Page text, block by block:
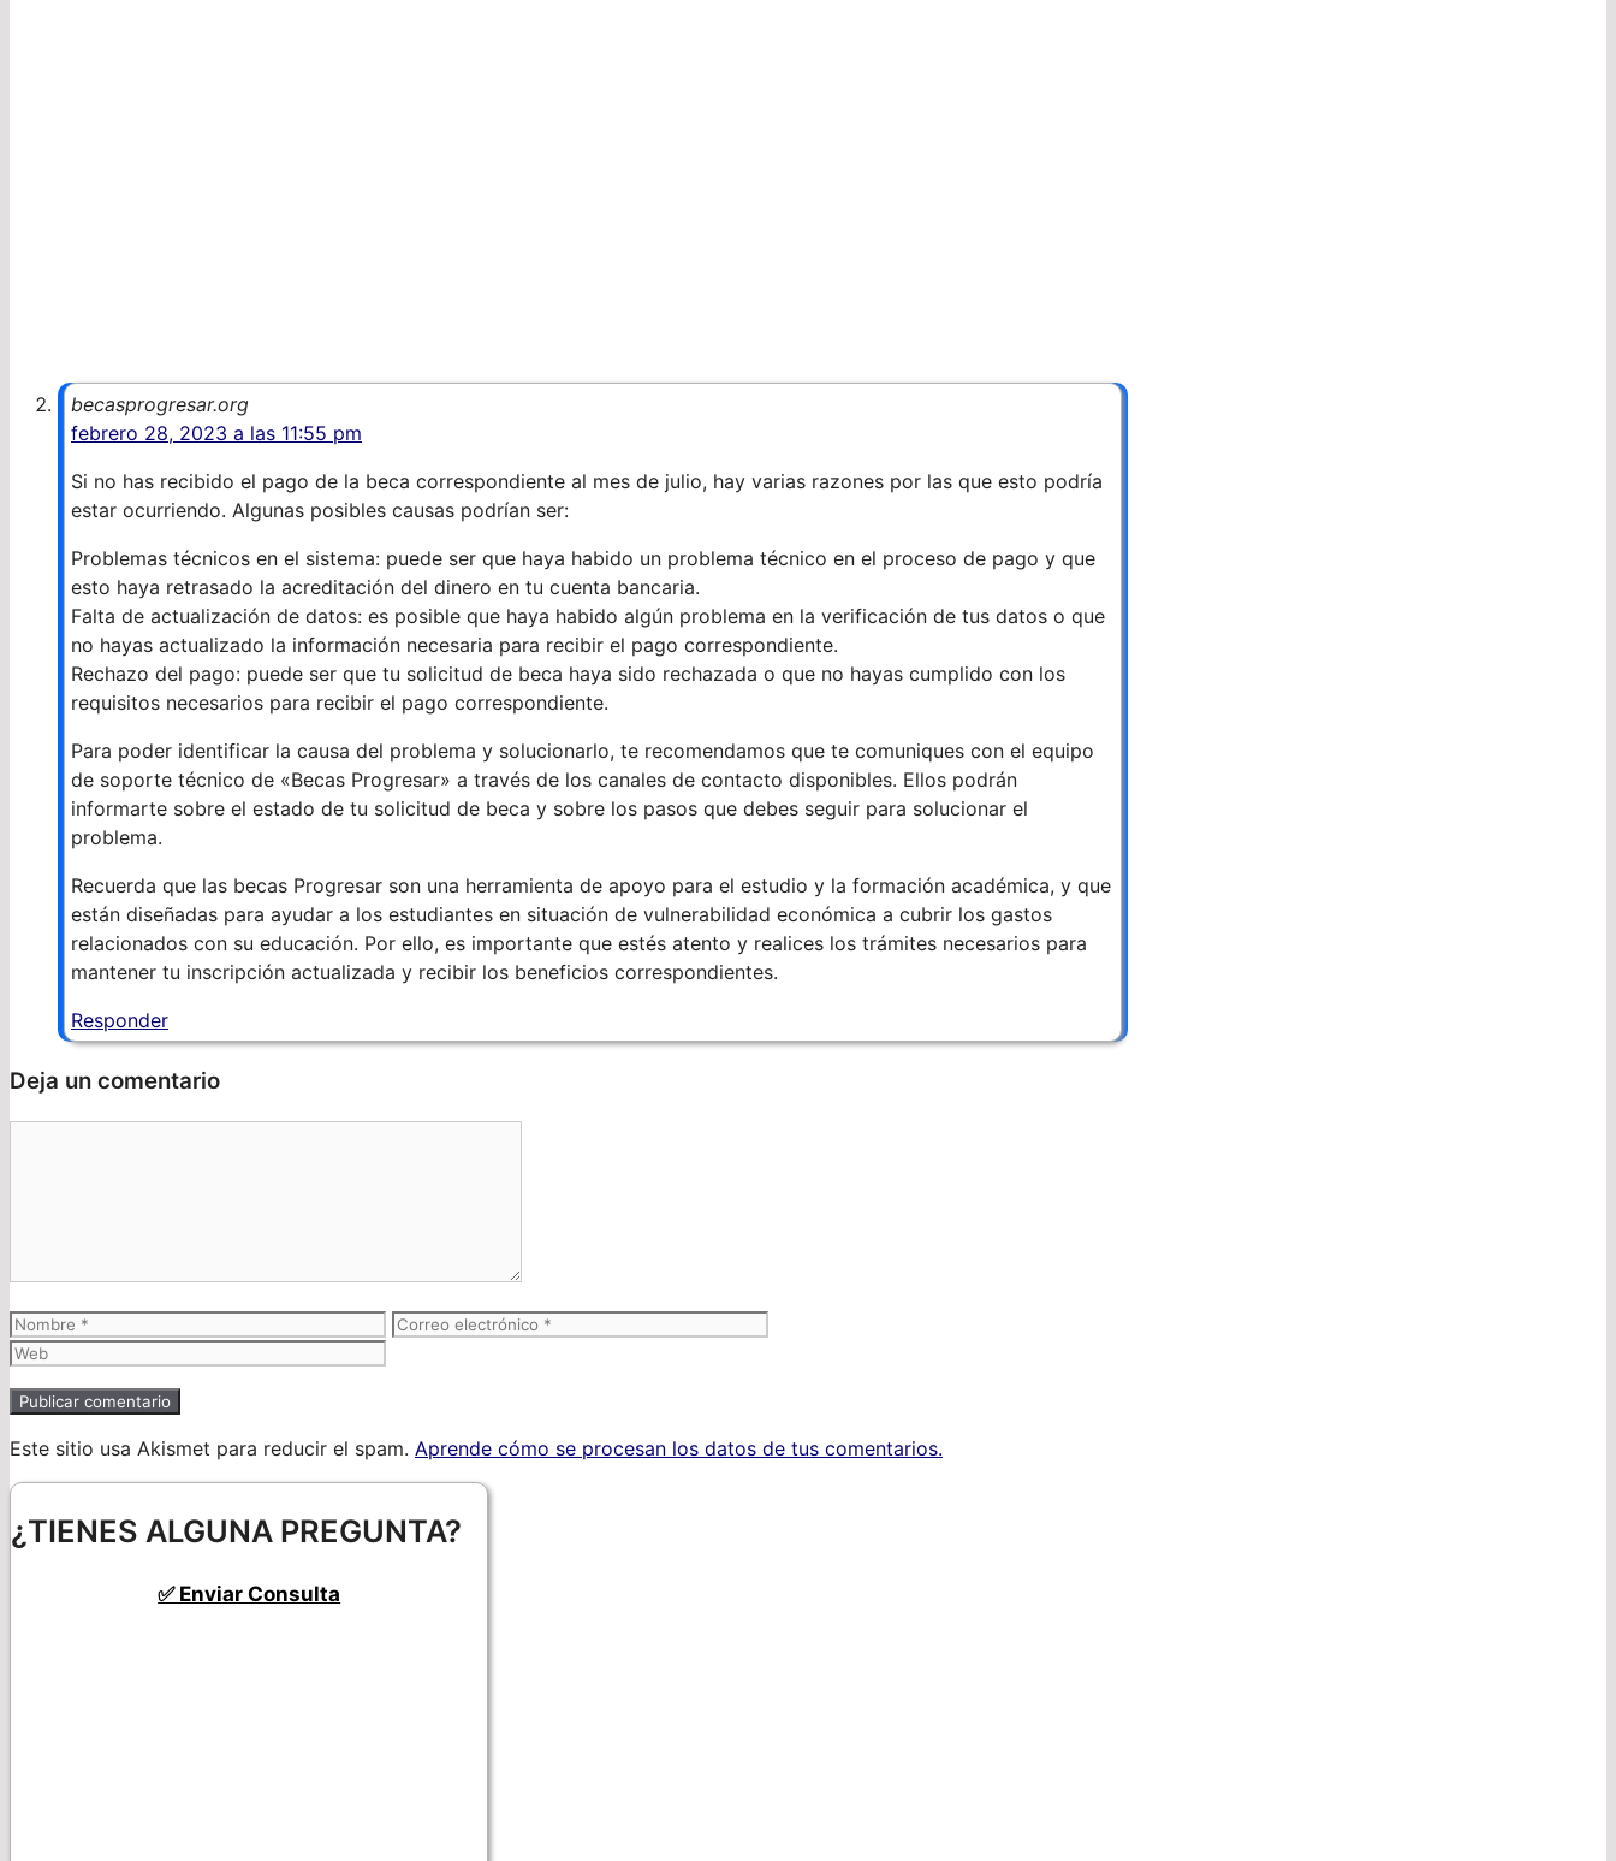
becasprogresar.org
febrero 28, 2023 a las 11:55 pm
Si no has recibido el pago de la beca correspondiente al mes de julio, hay varias razones por las que esto podría
estar ocurriendo. Algunas posibles causas podrían ser:
Problemas técnicos en el sistema: puede ser que haya habido un problema técnico en el proceso de pago y que
esto haya retrasado la acreditación del dinero en tu cuenta bancaria.
Falta de actualización de datos: es posible que haya habido algún problema en la verificación de tus datos o que
no hayas actualizado la información necesaria para recibir el pago correspondiente.
Rechazo del pago: puede ser que tu solicitud de beca haya sido rechazada o que no hayas cumplido con los
requisitos necesarios para recibir el pago correspondiente.
Para poder identificar la causa del problema y solucionarlo, te recomendamos que te comuniques con el equipo
de soporte técnico de «Becas Progresar» a través de los canales de contacto disponibles. Ellos podrán
informarte sobre el estado de tu solicitud de beca y sobre los pasos que debes seguir para solucionar el
problema.
Recuerda que las becas Progresar son una herramienta de apoyo para el estudio y la formación académica, y que
están diseñadas para ayudar a los estudiantes en situación de vulnerabilidad económica a cubrir los gastos
relacionados con su educación. Por ello, es importante que estés atento y realices los trámites necesarios para
mantener tu inscripción actualizada y recibir los beneficios correspondientes.
Responder
Deja un comentario
Nombre
Correo
Este sitio usa Akismet para reducir el spam. Aprende cómo se procesan los datos de tus comentarios.
¿TIENES ALGUNA PREGUNTA?
✅ Enviar Consulta